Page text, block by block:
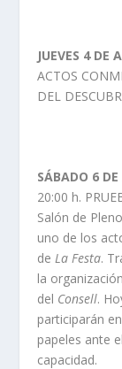
JUEVES 4 DE
ACTOS
DEL
SÁBADO 6
20:00 h.
Salón de
uno de los
de La Festa.
la
del Consell.
participarán
papeles ante
capacidad.